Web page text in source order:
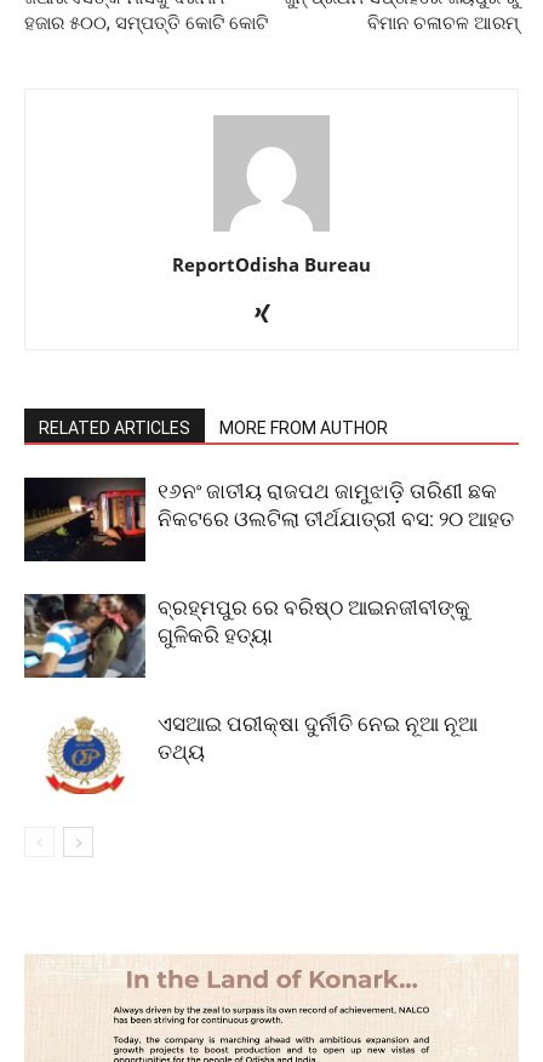
ହଜାର ୫୦୦, ସମ୍ପତ୍ତି କୋଟି କୋଟି
ବିମାନ ଚଳାଚଳ ଆରମ୍
ReportOdisha Bureau
RELATED ARTICLES MORE FROM AUTHOR
୧୬ନଂ ଜାତୀୟ ରାଜପଥ ଜାମୁଝାଡ଼ି ତାରିଣୀ ଛକ
ନିକଟରେ ଓଲଟିଲା ତୀର୍ଥଯାତ୍ରୀ ବସ: ୨୦ ଆହତ
ବ୍ରହ୍ମପୁର ରେ ବରିଷ୍ଠ ଆଇନଜୀବୀଙ୍କୁ
ଗୁଳିକରି ହତ୍ୟା
ଏସଆଇ ପରୀକ୍ଷା ଦୁର୍ନୀତି ନେଇ ନୂଆ ନୂଆ
ତଥ୍ୟ